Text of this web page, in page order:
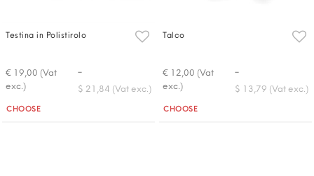
Testina in Polistirolo
€ 19,00 (Vat
exc.)
-
$ 21,84 (Vat exc.)
Quantità
CHOOSE
Talco
€ 12,00 (Vat
exc.)
-
$ 13,79 (Vat exc.)
Quantità
CHOOSE